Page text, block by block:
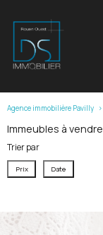
Agence immobilière Pavilly
Immeubles à vendre
Trier par
Prix Date